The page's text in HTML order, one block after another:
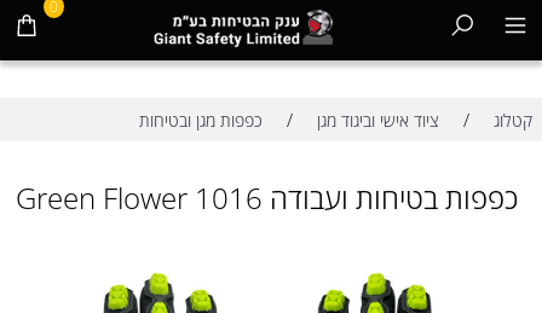
0
קטלוג / ציוד אישי וביגוד מגן / כפפות מגן ובטיחות
כפפות בטיחות ועבודה Green Flower 1016